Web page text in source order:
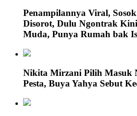
Penampilannya Viral,
Disorot, Dulu Ngontrak
Muda, Punya Rumah bak
Nikita Mirzani Pilih Masuk
Pesta, Buya Yahya Sebut